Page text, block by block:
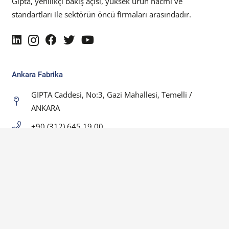
standartları ile sektörün öncü firmaları arasındadır.
Ankara Fabrika
GIPTA Caddesi, No:3, Gazi Mahallesi, Temelli /
ANKARA
+90 (312) 645 19 00